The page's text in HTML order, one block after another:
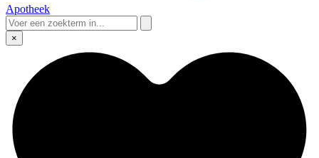
Apotheek
×